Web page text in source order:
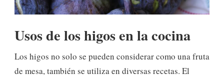
Usos de los higos en la cocina
Los higos no solo se pueden considerar como una fruta
de mesa, también se utiliza en diversas recetas. El